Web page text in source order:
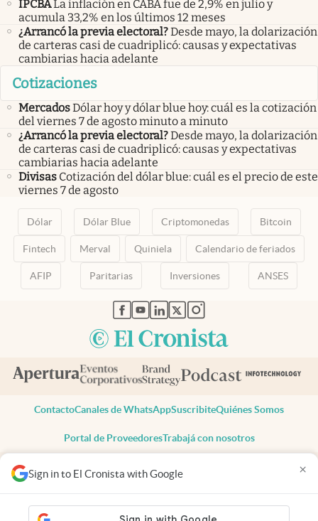
Sign in to El Cronista with Google ×
IPCBALa inflación en CABA fue de 2,9% en julio y
acumula 33,2% en los últimos 12 meses
¿Arrancó la previa electoral?Desde mayo, la dolarización
de carteras casi de cuadriplicó: causas y expectativas
cambiarias hacia adelante
Cotizaciones
MercadosDólar hoy y dólar blue hoy: cuál es la cotización
del viernes 7 de agosto minuto a minuto
¿Arrancó la previa electoral?Desde mayo, la dolarización
de carteras casi de cuadriplicó: causas y expectativas
cambiarias hacia adelante
Divisas Cotización del dólar blue: cuál es el precio de este
viernes 7 de agosto
Dólar Dólar Blue Criptomonedas Bitcoin
Fintech Merval Quiniela Calendario de feriados
AFIP Paritarias Inversiones ANSES
abre en nueva pestaña
abre en nueva pestaña
abre en nueva pestaña
abre en nueva pestaña
abre en nueva pestaña
ContactoCanales de WhatsAppSuscribiteQuiénes Somos
Portal de ProveedoresTrabajá con nosotros
Todos los derechos reservados
Privacidad